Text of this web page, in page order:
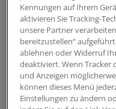
Seit Juni können nun
Nordrhein ihre
Quartals
Monaten sind über
05.08.2026
Kennungen auf Ihrem
aktivieren Sie Tracking-
unsere Partner
bereitzustellen“
ablehnen oder Widerruf
deaktiviert. Wenn Tracker
und Anzeigen
können dieses Menü
Einstellungen zu ändern